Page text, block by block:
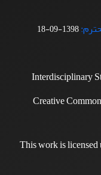
1398-09-18
Interdisciplinary
Creative
This work is licensed